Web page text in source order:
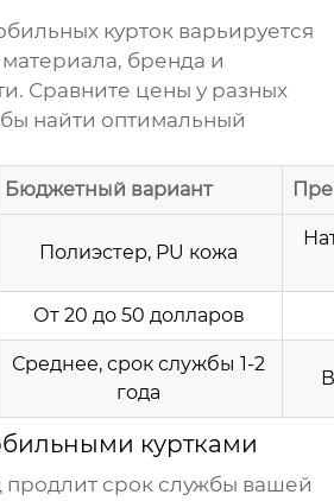
курток варьируется
бренда и
Сравните цены у разных
найти оптимальный
Бюджетный вариант
Полиэстер, PU кожа
От 20 до 50 долларов
Среднее, срок службы 1-2
года
куртками
продлит срок службы вашей